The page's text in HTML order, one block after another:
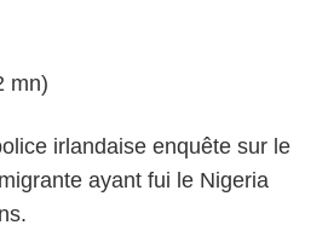
mn)
irlandaise enquête sur le
ayant fui le Nigeria